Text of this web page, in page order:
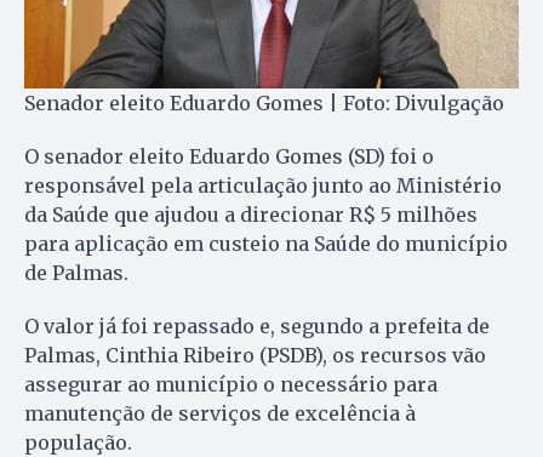
Senador eleito Eduardo Gomes | Foto: Divulgação
O senador eleito Eduardo Gomes (SD) foi o
responsável pela articulação junto ao Ministério
da Saúde que ajudou a direcionar R$ 5 milhões
para aplicação em custeio na Saúde do município
de Palmas.
O valor já foi repassado e, segundo a prefeita de
Palmas, Cinthia Ribeiro (PSDB), os recursos vão
assegurar ao município o necessário para
manutenção de serviços de excelência à
população.